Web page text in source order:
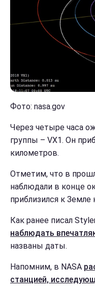
Фото: nasa.gov
Через четыре часа
группы – VX1. Он
километров.
Отметим, что в
наблюдали в конце
приблизился к Земле
Как ранее писал
наблюдать
названы даты.
Напомним, в NASA
станцией,